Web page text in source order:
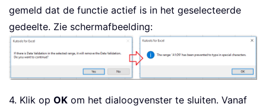
gemeld dat de functie actief is in het geselecteerde
gedeelte. Zie schermafbeelding:
4. Klik op OK om het dialoogvenster te sluiten. Vanaf